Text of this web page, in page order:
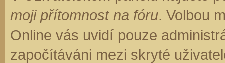
moji přítomnost na fóru. Volbou
Online vás uvidí pouze
započítáváni mezi skryté